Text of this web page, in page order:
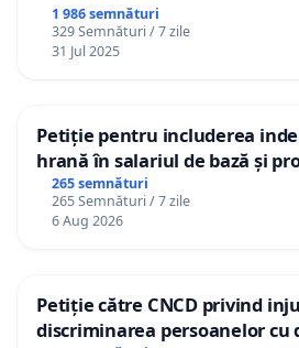
1 986 semnături
329 Semnături / 7 zile
31 Jul 2025
Petiție pentru includerea
hrană în salariul de bază și
gradațiilor de vechime pentru
personali
265 semnături
265 Semnături / 7 zile
6 Aug 2026
Petiție către CNCD privind
discriminarea persoanelor cu